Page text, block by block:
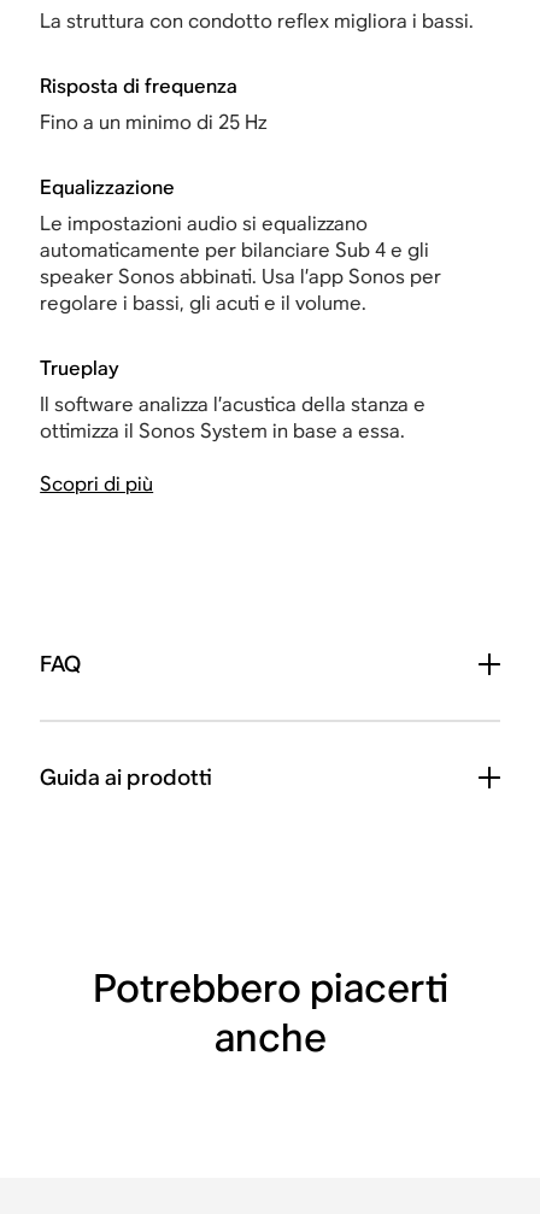
La struttura con condotto reflex migliora i bassi.
Risposta di frequenza
Fino a un minimo di 25 Hz
Equalizzazione
Le impostazioni audio si equalizzano
automaticamente per bilanciare Sub 4 e gli
speaker Sonos abbinati. Usa l’app Sonos per
regolare i bassi, gli acuti e il volume.
Trueplay
Il software analizza l’acustica della stanza e
ottimizza il Sonos System in base a essa.
Scopri di più
FAQ
Guida ai prodotti
Potrebbero piacerti
anche